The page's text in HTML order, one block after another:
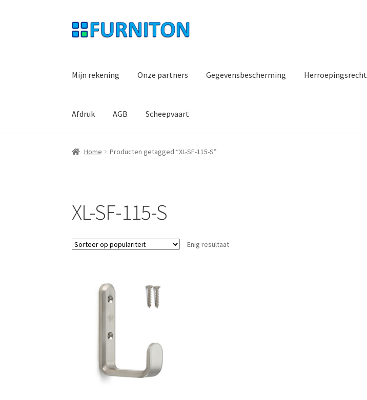
Ga
door
Ga
naar
Mijn rekening Onze partners Gegevensbescherming Herroepingsrecht
Afdruk AGB Scheepvaart
Home Producten getagged “XL-SF-115-S”
XL-SF-115-S
Enig resultaat